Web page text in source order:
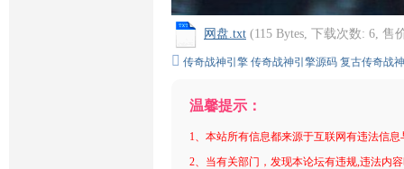
网盘.txt (115 Bytes, 下载次数: 6, 售
传奇战神引擎 传奇战神引擎源码 复古传奇战
温馨提示：
1、本站所有信息都来源于互联网有违法信
2、当有关部门，发现本论坛有违规,违法内